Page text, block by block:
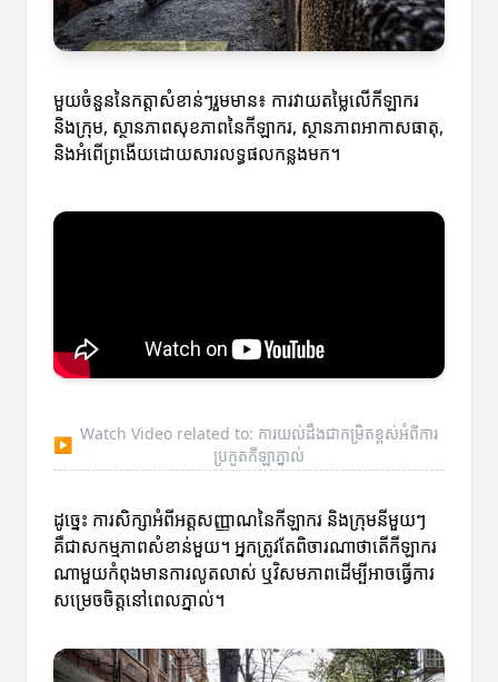
មួយចំនួននៃកត្តាសំខាន់ៗរួមមាន៖ ការវាយតម្លៃលើកីឡាករ
និងក្រុម, ស្ថានភាពសុខភាពនៃកីឡាករ, ស្ថានភាពអាកាសធាតុ,
និងអំពើព្រងើយដោយសារលទ្ធផលកន្លងមក។
▶
Watch Video related to: ការយល់ដឹងជាកម្រិតខ្ពស់អំពីការ
ប្រកួតកីឡាភ្នាល់
ដូច្នេះ ការសិក្សាអំពីអត្តសញ្ញាណនៃកីឡាករ និងក្រុមនីមួយៗ
គឺជាសកម្មភាពសំខាន់មួយ។ អ្នកត្រូវតែពិចារណាថាតើកីឡាករ
ណាមួយកំពុងមានការលូតលាស់ ឬវិសមភាពដើម្បីអាចធ្វើការ
សម្រេចចិត្តនៅពេលភ្នាល់។